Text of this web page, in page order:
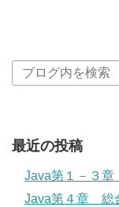
最近の投稿
Java第１－３
Java第４章 総